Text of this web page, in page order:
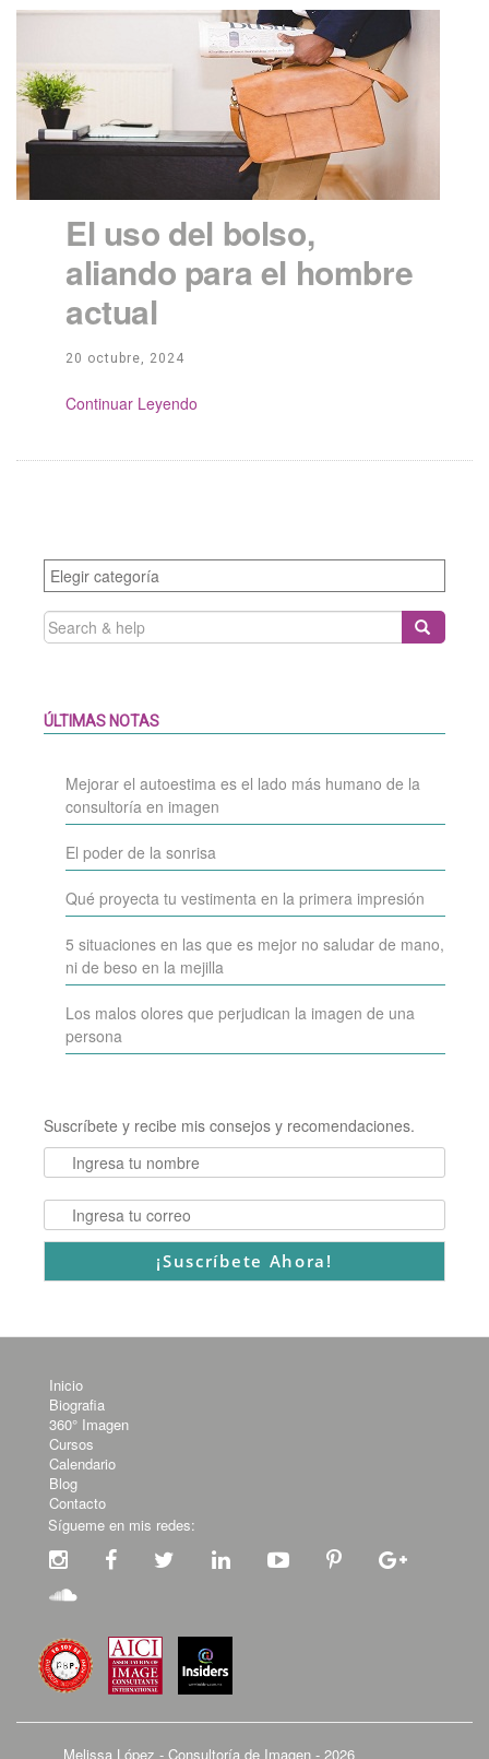
El uso del bolso,
aliando para el hombre
actual
20 octubre, 2024
Continue Reading
Categories
SEARCH
FOR:
ÚLTIMAS NOTAS
Mejorar el autoestima es el lado más humano de la
consultoría en imagen
El poder de la sonrisa
Qué proyecta tu vestimenta en la primera impresión
5 situaciones en las que es mejor no saludar de mano,
ni de beso en la mejilla
Los malos olores que perjudican la imagen de una
persona
Suscríbete y recibe mis consejos y recomendaciones.
Inicio
Biografia
360° Imagen
Cursos
Calendario
Blog
Contacto
Sígueme en mis redes:
Melissa López - Consultoría de Imagen - 2026